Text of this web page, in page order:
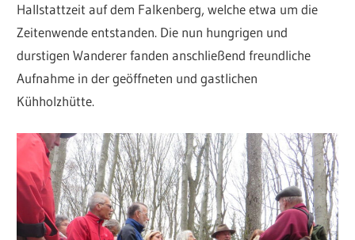
Hallstattzeit auf dem Falkenberg, welche etwa um die
Zeitenwende entstanden. Die nun hungrigen und
durstigen Wanderer fanden anschließend freundliche
Aufnahme in der geöffneten und gastlichen
Kühholzhütte.